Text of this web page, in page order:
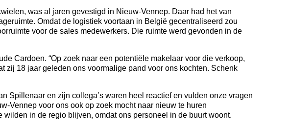
was al jaren gevestigd in Nieuw-Vennep. Daar had het van
Omdat de logistiek voortaan in België gecentraliseerd zou
voor de sales medewerkers. Die ruimte werd gevonden in de
Cardoen. “Op zoek naar een potentiële makelaar voor die verkoop,
zij 18 jaar geleden ons voormalige pand voor ons kochten. Schenk
Spillenaar en zijn collega’s waren heel reactief en vulden onze vragen
Vennep voor ons ook op zoek mocht naar nieuw te huren
in de regio blijven, omdat ons personeel in de buurt woont.